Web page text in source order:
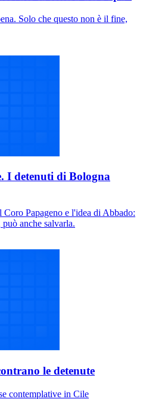
Solo che questo non è il fine,
I detenuti di Bologna
Papageno e l'idea di Abbado:
anche salvarla.
le detenute
contemplative in Cile